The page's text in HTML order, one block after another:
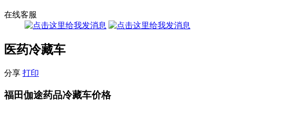
在线客服
医药冷藏车
分享 打印
福田伽途药品冷藏车价格